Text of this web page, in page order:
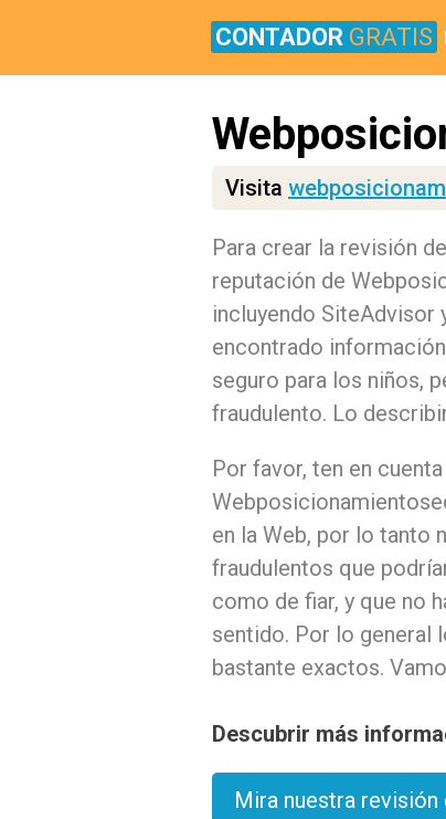
CONTADOR GRATIS
Visita
Para crear la revisión
reputación de
incluyendo SiteAdvisor
encontrado
seguro para los niños,
fraudulento. Lo
Por favor, ten en
en la Web, por lo tanto
fraudulentos que
como de fiar, y que no
sentido. Por lo general
bastante exactos.
Descubrir más
Mira nuestra